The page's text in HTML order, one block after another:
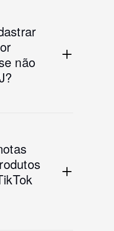
não